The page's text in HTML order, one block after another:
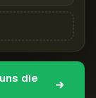
die